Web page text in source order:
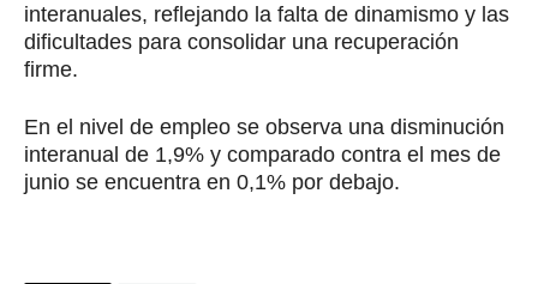
interanuales, reflejando la falta de dinamismo y las
dificultades para consolidar una recuperación
firme.
En el nivel de empleo se observa una disminución
interanual de 1,9% y comparado contra el mes de
junio se encuentra en 0,1% por debajo.